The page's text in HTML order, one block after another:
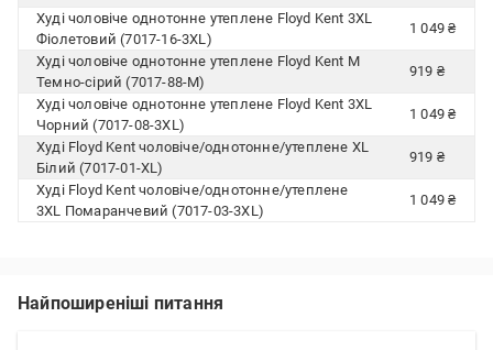
Худі чоловіче однотонне утеплене Floyd Kent 3XL
Фіолетовий (7017-16-3XL)
1 049 ₴
Худі чоловіче однотонне утеплене Floyd Kent M
Темно-сірий (7017-88-M)
919 ₴
Худі чоловіче однотонне утеплене Floyd Kent 3XL
Чорний (7017-08-3XL)
1 049 ₴
Худі Floyd Kent чоловіче/однотонне/утеплене XL
Білий (7017-01-XL)
919 ₴
Худі Floyd Kent чоловіче/однотонне/утеплене
3XL Помаранчевий (7017-03-3XL)
1 049 ₴
Найпоширеніші питання